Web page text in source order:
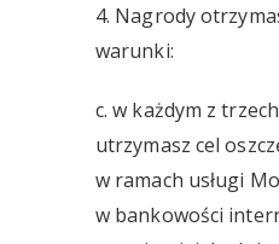
4. Nagrody
warunki:
c. w każdym z
utrzymasz cel
w ramach usługi
w bankowości